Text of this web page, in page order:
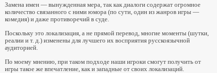
Замена имен — вынужденная мера, так как диалоги содержат огромное
количество связанного с ними юмора (по сути, один из жанров игры —
комедия) и даже противоречий в суде.
Поскольку это локализация, а не прямой перевод, многие моменты (шутки,
реалии и т. д.) изменены для лучшего их восприятия русскоязычной
аудиторией.
По моему мнению, при таком подходе наши игроки смогут получить от
игры такое же впечатление, как и западные от своих локализаций.